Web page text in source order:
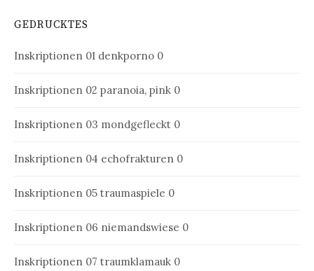
GEDRUCKTES
Inskriptionen 01 denkporno 0
Inskriptionen 02 paranoia, pink 0
Inskriptionen 03 mondgefleckt 0
Inskriptionen 04 echofrakturen 0
Inskriptionen 05 traumaspiele 0
Inskriptionen 06 niemandswiese 0
Inskriptionen 07 traumklamauk 0